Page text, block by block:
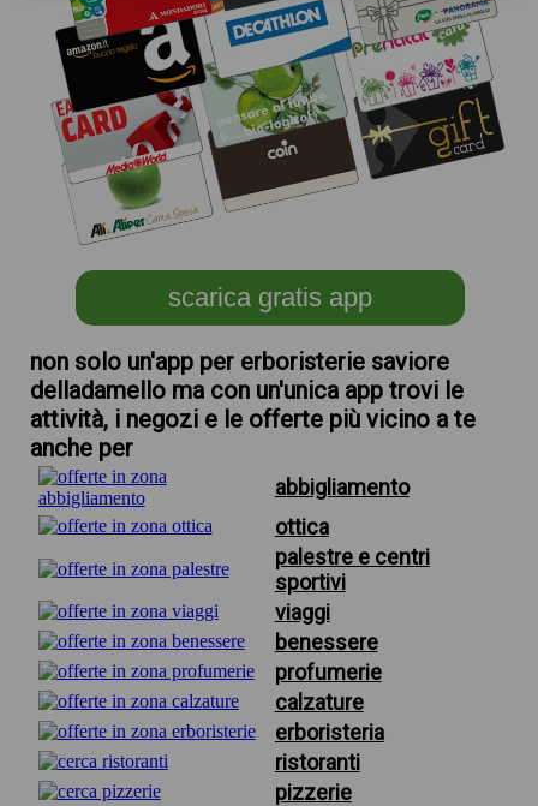
scarica gratis app
non solo un'app per erboristerie saviore
delladamello ma con un'unica app trovi le
attività, i negozi e le offerte più vicino a te
anche per
abbigliamento
ottica
palestre e centri
sportivi
viaggi
benessere
profumerie
calzature
erboristeria
ristoranti
pizzerie